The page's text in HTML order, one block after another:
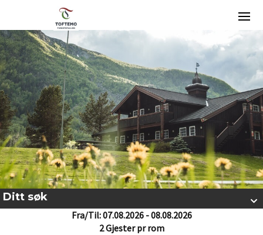
Ditt søk
Fra/Til: 07.08.2026 - 08.08.2026
2 Gjester pr rom